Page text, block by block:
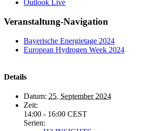
Outlook Live
Veranstaltung-Navigation
Bayerische Energietage 2024
European Hydrogen Week 2024
Details
Datum: 25. September 2024
Zeit:
14:00 - 16:00 CEST
Serien: